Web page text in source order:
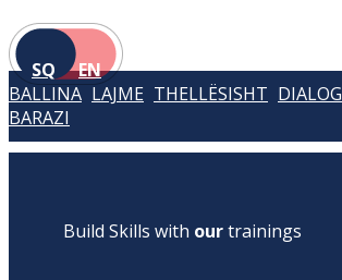
SQ EN
BALLINA LAJME THELLËSISHT DIALOG
BARAZI
Build Skills with ourtrainings